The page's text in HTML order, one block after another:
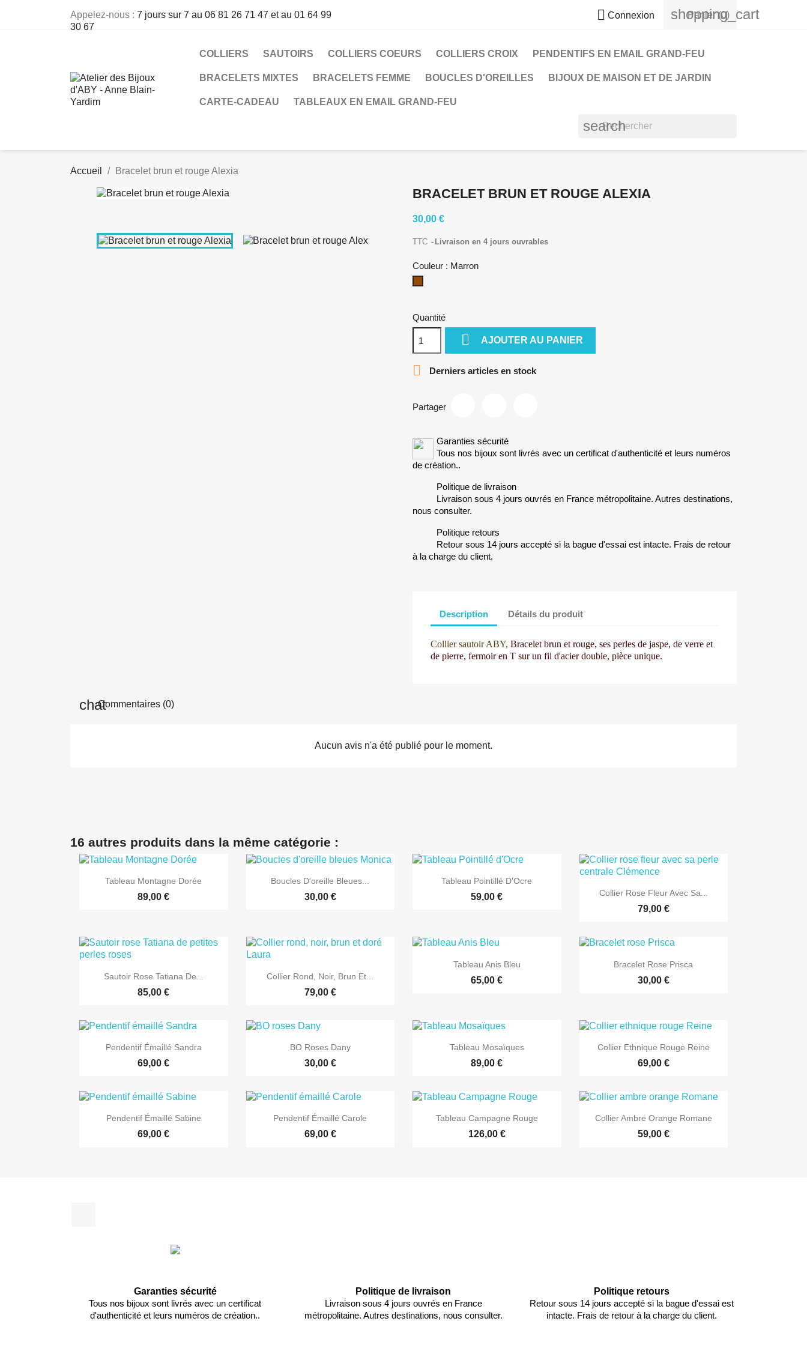
Appelez-nous : 7 jours sur 7 au 06 81 26 71 47 et au 01 64 99
30 67
 Connexion shopping_cart
Panier (0)
COLLIERS SAUTOIRS COLLIERS COEURS COLLIERS CROIX PENDENTIFS EN EMAIL GRAND-FEU
BRACELETS MIXTES BRACELETS FEMME BOUCLES D'OREILLES BIJOUX DE MAISON ET DE JARDIN
CARTE-CADEAU TABLEAUX EN EMAIL GRAND-FEU
search
Accueil Bracelet brun et rouge Alexia
BRACELET BRUN ET ROUGE ALEXIA
30,00 €
TTC Livraison en 4 jours ouvrables
Couleur : Marron
Quantité
 AJOUTER AU PANIER
 Derniers articles en stock
Partager
Garanties sécurité
Tous nos bijoux sont livrés avec un certificat d'authenticité et leurs numéros
de création..
Politique de livraison
Livraison sous 4 jours ouvrés en France métropolitaine. Autres destinations,
nous consulter.
Politique retours
Retour sous 14 jours accepté si la bague d'essai est intacte. Frais de retour
à la charge du client.
Description Détails du produit
Collier sautoir ABY, Bracelet brun et rouge, ses perles de jaspe, de verre et
de pierre, fermoir en T sur un fil d'acierdouble, pièce unique.
Commentaires (0)
Aucun avis n'a été publié pour le moment.
16 autres produits dans la même catégorie :
 Aperçu rapide
Tableau Montagne Dorée
89,00 €
 Aperçu rapide
Boucles D'oreille Bleues...
30,00 €
 Aperçu rapide
Tableau Pointillé D'Ocre
59,00 €  Aperçu rapide
Collier Rose Fleur Avec Sa...
79,00 €
 Aperçu rapide
Sautoir Rose Tatiana De...
85,00 €
 Aperçu rapide
Collier Rond, Noir, Brun Et...
79,00 €
 Aperçu rapide
Tableau Anis Bleu
65,00 €
 Aperçu rapide
Bracelet Rose Prisca
30,00 €
 Aperçu rapide
Pendentif Émaillé Sandra
69,00 €
 Aperçu rapide
BO Roses Dany
30,00 €
 Aperçu rapide
Tableau Mosaïques
89,00 €
 Aperçu rapide
Collier Ethnique Rouge Reine
69,00 €
 Aperçu rapide
Pendentif Émaillé Sabine
69,00 €
 Aperçu rapide
Pendentif Émaillé Carole
69,00 €
 Aperçu rapide
Tableau Campagne Rouge
126,00 €
 Aperçu rapide
Collier Ambre Orange Romane
59,00 €
Garanties sécurité
Tous nos bijoux sont livrés avec un certificat
d'authenticité et leurs numéros de création..
Politique de livraison
Livraison sous 4 jours ouvrés en France
métropolitaine. Autres destinations, nous consulter.
Politique retours
Retour sous 14 jours accepté si la bague d'essai est
intacte. Frais de retour à la charge du client.